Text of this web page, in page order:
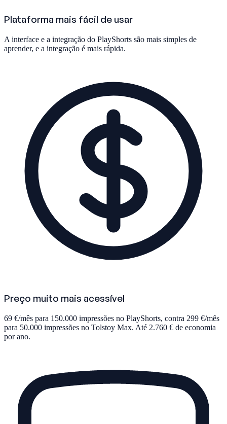
Plataforma mais fácil de usar
A interface e a integração do PlayShorts são mais simples de
aprender, e a integração é mais rápida.
Preço muito mais acessível
69 €/mês para 150.000 impressões no PlayShorts, contra 299 €/mês
para 50.000 impressões no Tolstoy Max. Até 2.760 € de economia
por ano.